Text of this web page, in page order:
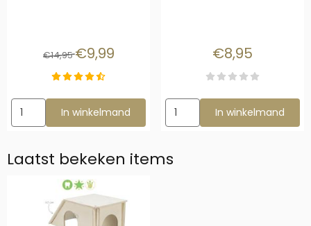
Van 14,95 voor 9,99
€14,95€9,99
Aantal kiezen voor Gerbil huis met 2 etages
In winkelmand
Prijs: 8,95
€8,95
Aantal kiezen voor Berkengrot
In winkelmand
Laatst bekeken items